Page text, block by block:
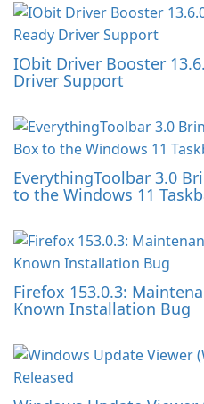
IObit Driver Booster
Driver Support
EverythingToolbar 3.0
to the Windows 11
Firefox 153.0.3:
Known Installation Bug